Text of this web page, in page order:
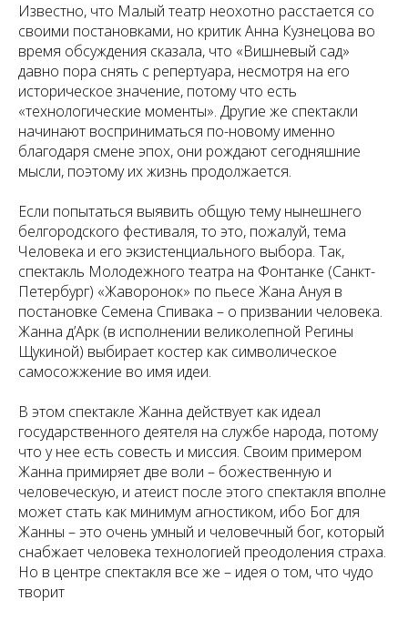
Известно, что Малый театр неохотно расстается со
своими постановками, но критик Анна Кузнецова во
время обсуждения сказала, что «Вишневый сад»
давно пора снять с репертуара, несмотря на его
историческое значение, потому что есть
«технологические моменты». Другие же спектакли
начинают восприниматься по-новому именно
благодаря смене эпох, они рождают сегодняшние
мысли, поэтому их жизнь продолжается.
Если попытаться выявить общую тему нынешнего
белгородского фестиваля, то это, пожалуй, тема
Человека и его экзистенциального выбора. Так,
спектакль Молодежного театра на Фонтанке (Санкт-
Петербург) «Жаворонок» по пьесе Жана Ануя в
постановке Семена Спивака – о призвании человека.
Жанна д’Арк (в исполнении великолепной Регины
Щукиной) выбирает костер как символическое
самосожжение во имя идеи.
В этом спектакле Жанна действует как идеал
государственного деятеля на службе народа, потому
что у нее есть совесть и миссия. Своим примером
Жанна примиряет две воли – божественную и
человеческую, и атеист после этого спектакля вполне
может стать как минимум агностиком, ибо Бог для
Жанны – это очень умный и человечный бог, который
снабжает человека технологией преодоления страха.
Но в центре спектакля все же – идея о том, что чудо
творит